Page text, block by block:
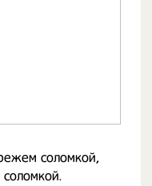
соломкой,